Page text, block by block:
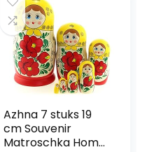
Azhna 7 stuks 19
cm Souvenir
Matroschka Home